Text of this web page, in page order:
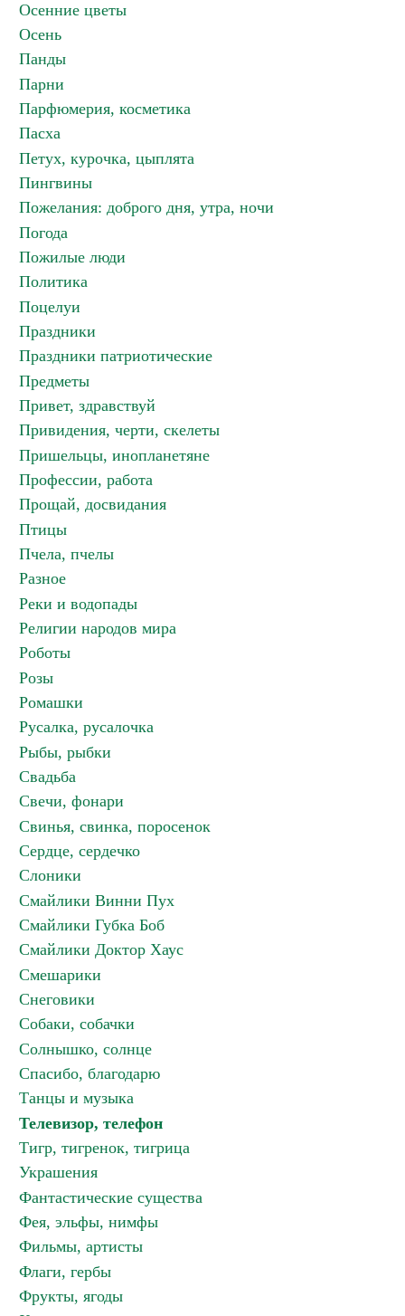
Осенние цветы
Осень
Панды
Парни
Парфюмерия, косметика
Пасха
Петух, курочка, цыплята
Пингвины
Пожелания: доброго дня, утра, ночи
Погода
Пожилые люди
Политика
Поцелуи
Праздники
Праздники патриотические
Предметы
Привет, здравствуй
Привидения, черти, скелеты
Пришельцы, инопланетяне
Профессии, работа
Прощай, досвидания
Птицы
Пчела, пчелы
Разное
Реки и водопады
Религии народов мира
Роботы
Розы
Ромашки
Русалка, русалочка
Рыбы, рыбки
Свадьба
Свечи, фонари
Свинья, свинка, поросенок
Сердце, сердечко
Слоники
Смайлики Винни Пух
Смайлики Губка Боб
Смайлики Доктор Хаус
Смешарики
Снеговики
Собаки, собачки
Солнышко, солнце
Спасибо, благодарю
Танцы и музыка
Телевизор, телефон
Тигр, тигренок, тигрица
Украшения
Фантастические существа
Фея, эльфы, нимфы
Фильмы, артисты
Флаги, гербы
Фрукты, ягоды